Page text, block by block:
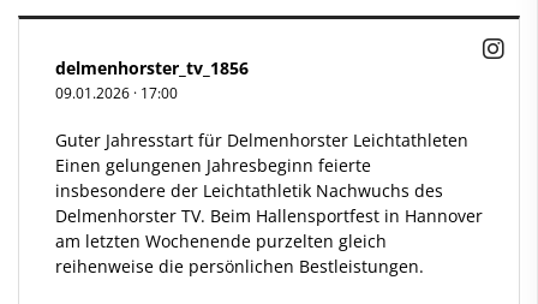
delmenhorster_tv_1856
09.01.2026 · 17:00
Guter Jahresstart für Delmenhorster Leichtathleten
Einen gelungenen Jahresbeginn feierte
insbesondere der Leichtathletik Nachwuchs des
Delmenhorster TV. Beim Hallensportfest in Hannover
am letzten Wochenende purzelten gleich
reihenweise die persönlichen Bestleistungen.